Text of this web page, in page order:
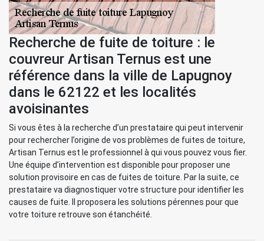
Recherche de fuite de toiture : le
couvreur Artisan Ternus est une
référence dans la ville de Lapugnoy
dans le 62122 et les localités
avoisinantes
Si vous êtes à la recherche d’un prestataire qui peut intervenir
pour rechercher l’origine de vos problèmes de fuites de toiture,
Artisan Ternus est le professionnel à qui vous pouvez vous fier.
Une équipe d’intervention est disponible pour proposer une
solution provisoire en cas de fuites de toiture. Par la suite, ce
prestataire va diagnostiquer votre structure pour identifier les
causes de fuite. Il proposera les solutions pérennes pour que
votre toiture retrouve son étanchéité.